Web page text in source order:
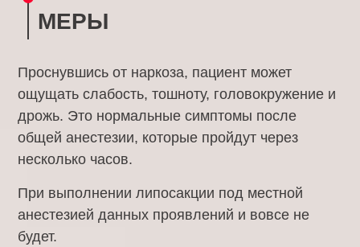
МЕРЫ
Проснувшись от наркоза, пациент может
ощущать слабость, тошноту, головокружение и
дрожь. Это нормальные симптомы после
общей анестезии, которые пройдут через
несколько часов.
При выполнении липосакции под местной
анестезией данных проявлений и вовсе не
будет.